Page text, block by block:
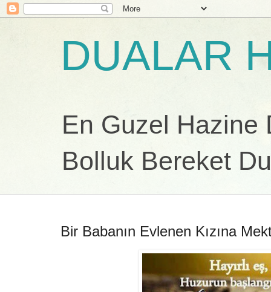
DUALAR
En Guzel Hazine
Bolluk Bereket
Bir Babanın Evlenen Kızına